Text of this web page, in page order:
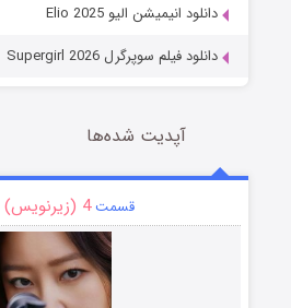
دانلود انیمیشن الیو Elio 2025
دانلود فیلم سوپرگرل Supergirl 2026
آپدیت شده‌ها
قسمت4 (زیرنویس)